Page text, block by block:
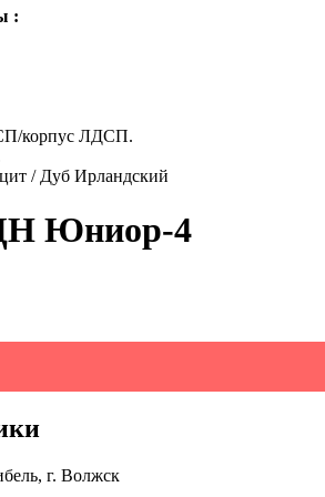
:
корпус ЛДСП.
/ Дуб Ирландский
Юниор-4
г. Волжск